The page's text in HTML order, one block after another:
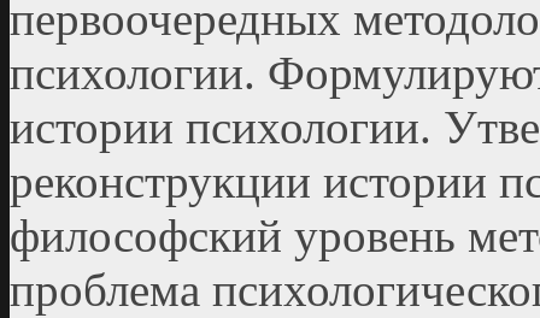
первоочередных
психологии.
истории психологии.
реконструкции истории
философский уровень
проблема